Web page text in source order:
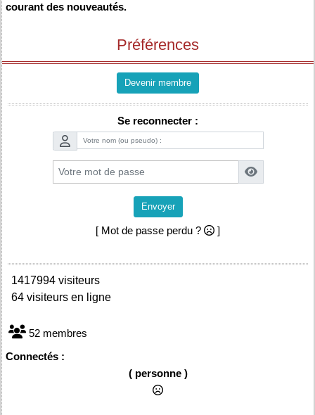
courant des nouveautés.
Préférences
Devenir membre
Se reconnecter :
Envoyer
[ Mot de passe perdu ? ]
1417994 visiteurs
64 visiteurs en ligne
52 membres
Connectés :
( personne )